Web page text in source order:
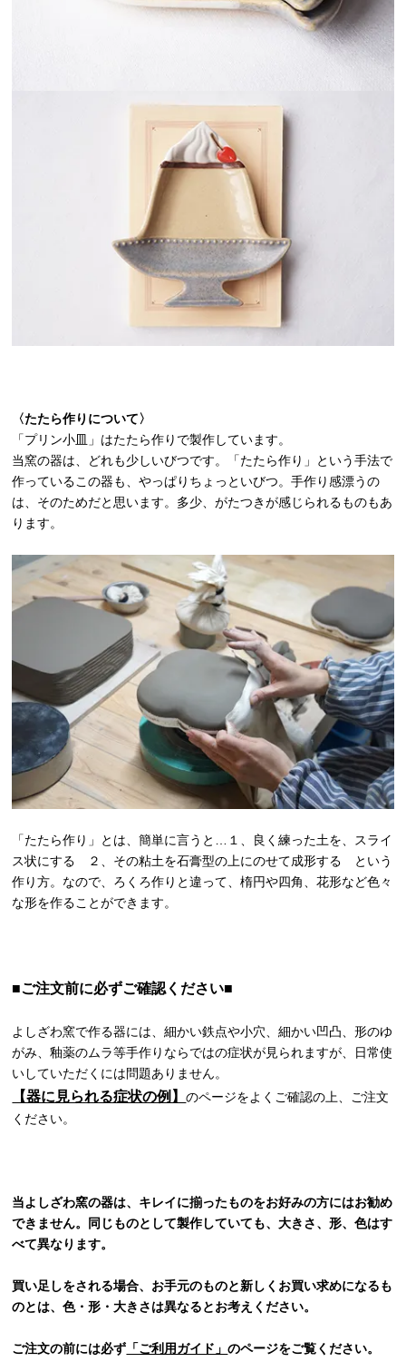
〈たたら作りについて〉
「プリン小皿」はたたら作りで製作しています。
当窯の器は、どれも少しいびつです。「たたら作り」という手法で
作っているこの器も、やっぱりちょっといびつ。手作り感漂うの
は、そのためだと思います。多少、がたつきが感じられるものもあ
ります。
「たたら作り」とは、簡単に言うと…１、良く練った土を、スライ
ス状にする ２、その粘土を石膏型の上にのせて成形する という
作り方。なので、ろくろ作りと違って、楕円や四角、花形など色々
な形を作ることができます。
■ご注文前に必ずご確認ください■
よしざわ窯で作る器には、細かい鉄点や小穴、細かい凹凸、形のゆ
がみ、釉薬のムラ等手作りならではの症状が見られますが、日常使
いしていただくには問題ありません。
【器に見られる症状の例】のページをよくご確認の上、ご注文
ください。
当よしざわ窯の器は、キレイに揃ったものをお好みの方にはお勧め
できません。同じものとして製作していても、大きさ、形、色はす
べて異なります。
買い足しをされる場合、お手元のものと新しくお買い求めになるも
のとは、色・形・大きさは異なるとお考えください。
ご注文の前には必ず 「ご利用ガイド」のページをご覧ください。